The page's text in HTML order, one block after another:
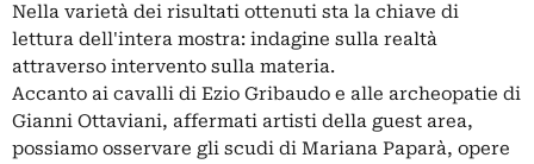
Nella varietà dei risultati ottenuti sta la chiave di
lettura dell'intera mostra: indagine sulla realtà
attraverso intervento sulla materia.
Accanto ai cavalli di Ezio Gribaudo e alle archeopatie di
Gianni Ottaviani, affermati artisti della guest area,
possiamo osservare gli scudi di Mariana Paparà, opere